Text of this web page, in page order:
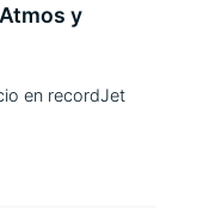
y
en recordJet